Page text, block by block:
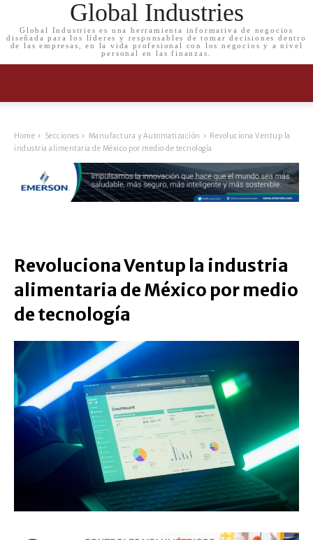
Global Industries
Global Industries es una herramienta informativa de negocios
diseñada para los líderes y responsables de tomar decisiones dentro
de las empresas, en la vida profesional con los negocios y a nivel
personal en las finanzas.
Home Secciones Manufactura y Automatización
Revoluciona Ventup la
industria alimentaria de México por medio de tecnología
Revoluciona Ventup la industria
alimentaria de México por medio
de tecnología